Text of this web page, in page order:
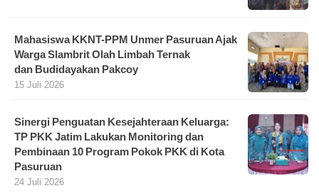
Mahasiswa KKNT-PPM Unmer Pasuruan Ajak
Warga Slambrit Olah Limbah Ternak
dan Budidayakan Pakcoy
15 Juli 2026
Sinergi Penguatan Kesejahteraan Keluarga:
TP PKK Jatim Lakukan Monitoring dan
Pembinaan 10 Program Pokok PKK di Kota
Pasuruan
24 Juli 2026